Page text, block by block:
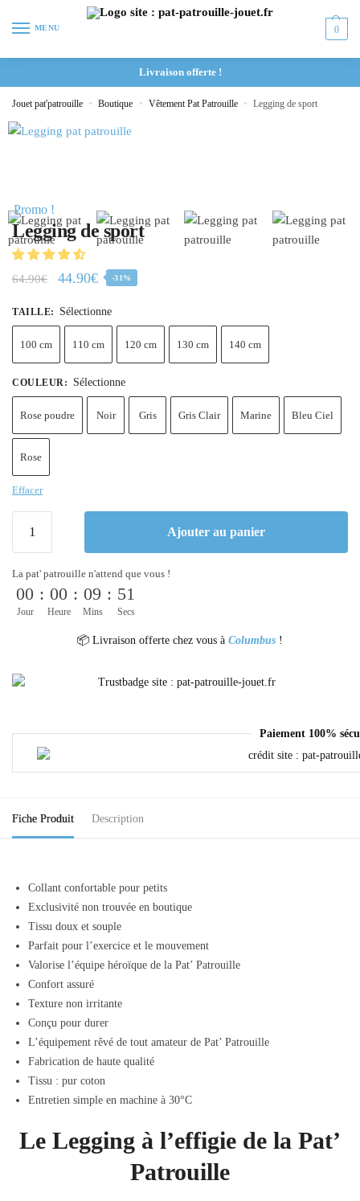
MENU 0
Livraison offerte !
Jouet pat'patrouille » Boutique » Vêtement Pat Patrouille » Legging de sport
Promo !
Legging de sport
64.90€ 44.90€ -31%
TAILLE: Sélectionne
100 cm 110 cm 120 cm 130 cm 140 cm
COULEUR : Sélectionne
Rose poudre Noir Gris Gris Clair Marine Bleu Ciel
Rose
Effacer
Ajouter au panier
La pat' patrouille n'attend que vous !
00
Jour
: 00
Heure
: 09
Mins
: 51
Secs
📦 Livraison offerte chez vous à Columbus !
Paiement 100%
Fiche Produit Description
Collant confortable pour petits
Exclusivité non trouvée en boutique
Tissu doux et souple
Parfait pour l’exercice et le mouvement
Valorise l’équipe héroïque de la Pat’ Patrouille
Confort assuré
Texture non irritante
Conçu pour durer
L’équipement rêvé de tout amateur de Pat’ Patrouille
Fabrication de haute qualité
Tissu : pur coton
Entretien simple en machine à 30°C
Le Legging à l’effigie de la Pat’
Patrouille